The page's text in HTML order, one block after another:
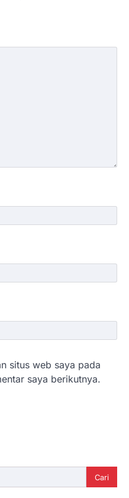
situs web saya pada
saya berikutnya.